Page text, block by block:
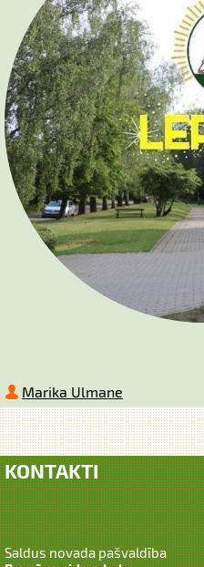
Marika Ulmane
KONTAKTI
Saldus novada pašvaldība